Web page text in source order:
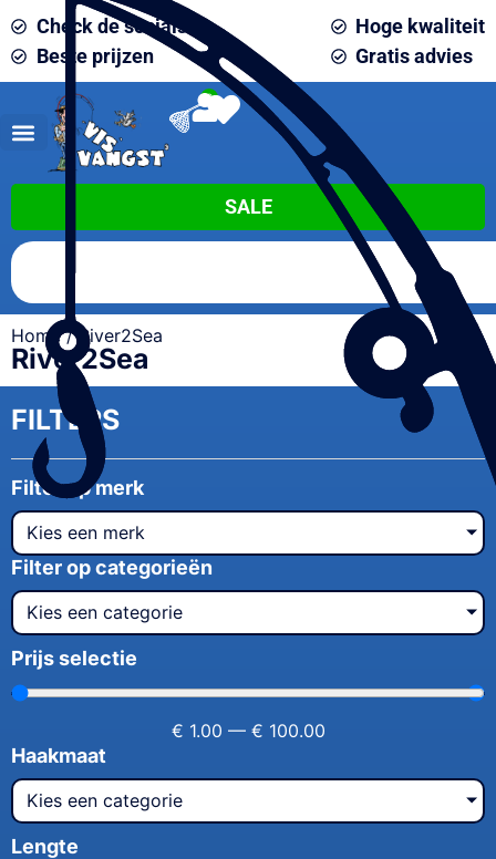
Check de socials
Beste prijzen
Hoge kwaliteit
Gratis advies
0
SALE
Home/ River2Sea
River2Sea
FILTERS
Filter op merk
Kies een merk
Filter op categorieën
Kies een categorie
Prijs selectie
€ 1.00 — € 100.00
Haakmaat
Kies een categorie
Lengte